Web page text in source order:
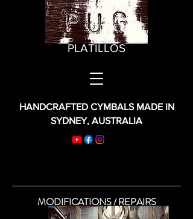
PLATILLOS
HANDCRAFTED CYMBALS MADE IN
SYDNEY, AUSTRALIA
MODIFICATIONS / REPAIRS